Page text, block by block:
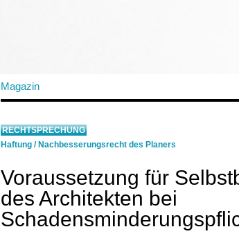
Magazin
RECHTSPRECHUNG
Haftung / Nachbesserungsrecht des Planers
Voraussetzung für
des Architekten bei